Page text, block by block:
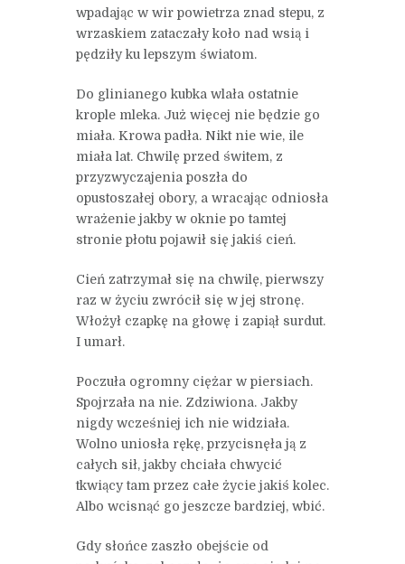
wpadając w wir powietrza znad stepu, z
wrzaskiem zataczały koło nad wsią i
pędziły ku lepszym światom.
Do glinianego kubka wlała ostatnie
krople mleka. Już więcej nie będzie go
miała. Krowa padła. Nikt nie wie, ile
miała lat. Chwilę przed świtem, z
przyzwyczajenia poszła do
opustoszałej obory, a wracając odniosła
wrażenie jakby w oknie po tamtej
stronie płotu pojawił się jakiś cień.
Cień zatrzymał się na chwilę, pierwszy
raz w życiu zwrócił się w jej stronę.
Włożył czapkę na głowę i zapiął surdut.
I umarł.
Poczuła ogromny ciężar w piersiach.
Spojrzała na nie. Zdziwiona. Jakby
nigdy wcześniej ich nie widziała.
Wolno uniosła rękę, przycisnęła ją z
całych sił, jakby chciała chwycić
tkwiący tam przez całe życie jakiś kolec.
Albo wcisnąć go jeszcze bardziej, wbić.
Gdy słońce zaszło obejście od